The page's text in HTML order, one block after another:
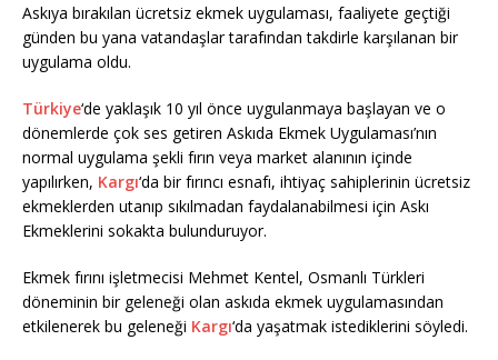
Askıya bırakılan ücretsiz ekmek uygulaması, faaliyete geçtiği
günden bu yana vatandaşlar tarafından takdirle karşılanan bir
uygulama oldu.
Türkiye‘de yaklaşık 10 yıl önce uygulanmaya başlayan ve o
dönemlerde çok ses getiren Askıda Ekmek Uygulaması’nın
normal uygulama şekli fırın veya market alanının içinde
yapılırken, Kargı‘da bir fırıncı esnafı, ihtiyaç sahiplerinin ücretsiz
ekmeklerden utanıp sıkılmadan faydalanabilmesi için Askı
Ekmeklerini sokakta bulunduruyor.
Ekmek fırını işletmecisi Mehmet Kentel, Osmanlı Türkleri
döneminin bir geleneği olan askıda ekmek uygulamasından
etkilenerek bu geleneği Kargı‘da yaşatmak istediklerini söyledi.